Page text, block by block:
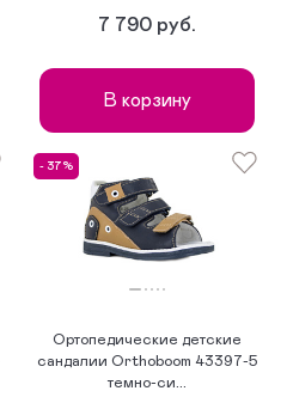
7 790 руб.
В корзину
- 37%
Ортопедические детские
сандалии Orthoboom 43397-5
темно-си...